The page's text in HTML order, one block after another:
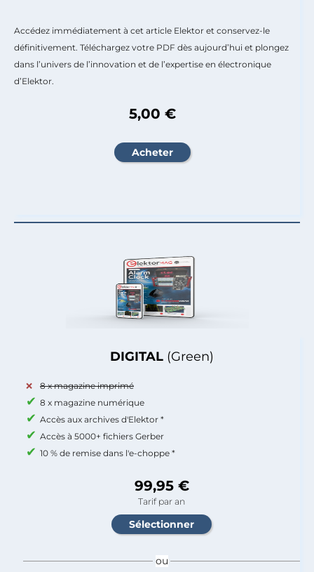
DIGITAL (Green)
8 x magazine imprimé
8 x magazine numérique
Accès aux archives d'Elektor *
Accès à 5000+ fichiers Gerber
10 % de remise dans l'e-choppe *
99,95 €
Tarif par an
ou
Accédez immédiatement à cet article Elektor et conservez-le
définitivement. Téléchargez votre PDF dès aujourd’hui et plongez
dans l’univers de l’innovation et de l’expertise en électronique
d’Elektor.
5,00 €